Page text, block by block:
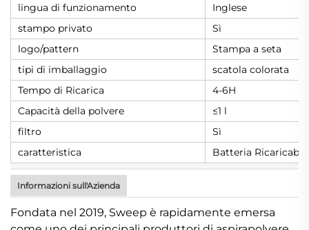
lingua di funzionamento
Inglese
stampo privato
Sì
logo/pattern
Stampa a seta
tipi di imballaggio
scatola colorata
Tempo di Ricarica
4-6H
Capacità della polvere
≤1 l
filtro
Sì
caratteristica
Batteria
Informazioni sull'Azienda
Fondata nel 2019, Sweep è rapidamente emersa